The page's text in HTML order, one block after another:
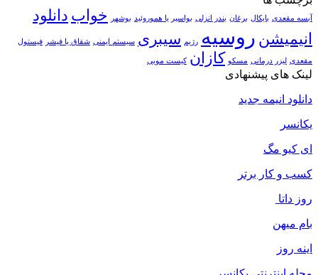
آبسه مقعدی بایکال برغان بندر انزلی بواسیر یا هموروئید بوشهر خواب دانلود
انیمیشن روسیه رژیم سیبری سیستم ایمنی شقاق یا فیشر فیستول
مقعدی لیزر درمانی مسکو کازان کیست مویی
لینک های پیشنهادی
دانلود انیمه جدید
یکانسر
ای کیو مگ
کسب و کار برتر
روز داتا
بام میهن
اینه روز